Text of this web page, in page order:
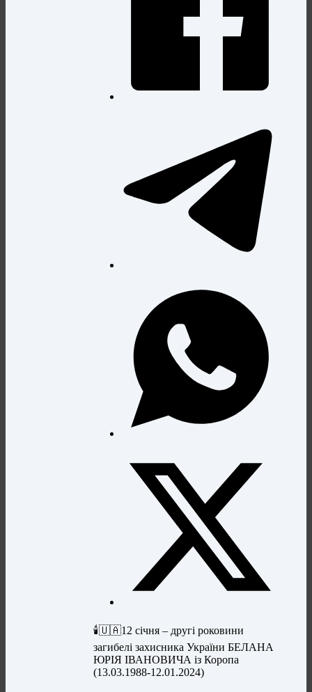
🕯️🇺🇦12 січня – другі роковини
загибелі захисника України БЕЛАНА
ЮРІЯ ІВАНОВИЧА із Коропа
(13.03.1988-12.01.2024)